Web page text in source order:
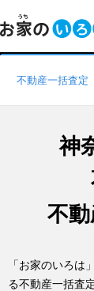
不動産一括査定
神
不
「お家のいろは
る不動産一括査